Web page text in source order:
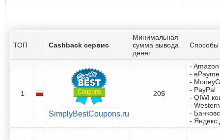
ТОП Cashback сервис
Минимальная
сумма вывода
денег
Способы
1
SimplyBestCoupons.ru
20$
-
-
-
- PayPal
- QIWI
-
-
-